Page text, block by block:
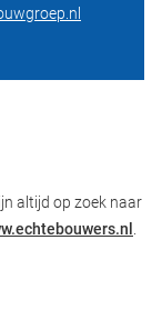
altijd op zoek naar
.